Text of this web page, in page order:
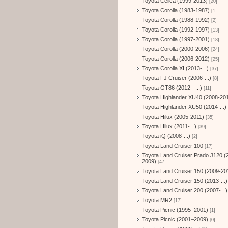
[20]
Toyota Corolla (1983-1987) [1]
Toyota Corolla (1988-1992) [2]
Toyota Corolla (1992-1997) [13]
Toyota Corolla (1997-2001) [18]
Toyota Corolla (2000-2006) [24]
Toyota Corolla (2006-2012) [25]
Toyota Corolla XI (2013-...) [37]
Toyota FJ Cruiser (2006-...) [8]
Toyota GT86 (2012 - ...) [11]
Toyota Highlander XU40 (2008-
Toyota Highlander XU50 (2014-...)
Toyota Hilux (2005-2011) [35]
Toyota Hilux (2011-...) [39]
Toyota iQ (2008-...) [2]
Toyota Land Cruiser 100 [17]
Toyota Land Cruiser Prado J120
2009) [47]
Toyota Land Cruiser 150 (2009-
Toyota Land Cruiser 150 (2013-...)
Toyota Land Cruiser 200 (2007-...)
Toyota MR2 [17]
Toyota Picnic (1995–2001) [1]
Toyota Picnic (2001–2009) [0]